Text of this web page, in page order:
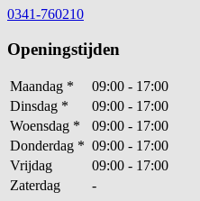
0341-760210
Openingstijden
Maandag *
09:00 - 17:00
Dinsdag *
09:00 - 17:00
Woensdag *
09:00 - 17:00
Donderdag * 09:00 - 17:00
Vrijdag
09:00 - 17:00
Zaterdag
-